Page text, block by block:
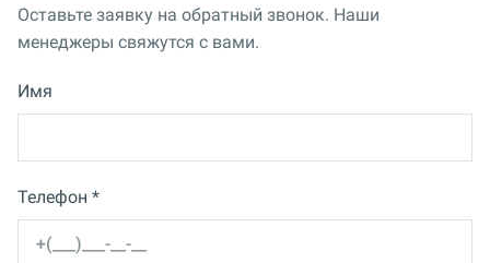
Оставьте заявку на обратный звонок. Наши
менеджеры свяжутся с вами.
Имя
Телефон *